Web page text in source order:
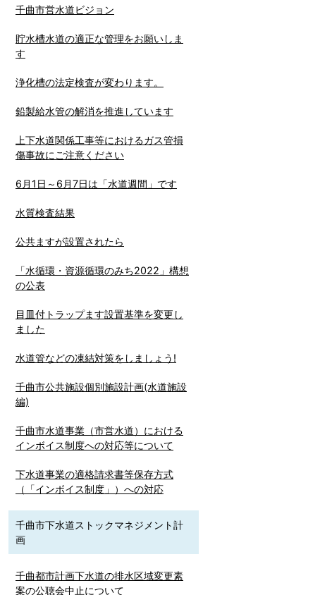
千曲市営水道ビジョン
貯水槽水道の適正な管理をお願いしま
す
浄化槽の法定検査が変わります。
鉛製給水管の解消を推進しています
上下水道関係工事等におけるガス管損
傷事故にご注意ください
6月1日～6月7日は「水道週間」です
水質検査結果
公共ますが設置されたら
「水循環・資源循環のみち2022」構想
の公表
目皿付トラップます設置基準を変更し
ました
水道管などの凍結対策をしましょう!
千曲市公共施設個別施設計画(水道施設
編)
千曲市水道事業（市営水道）における
インボイス制度への対応等について
下水道事業の適格請求書等保存方式
（「インボイス制度」）への対応
千曲市下水道ストックマネジメント計
画
千曲都市計画下水道の排水区域変更素
案の公聴会中止について